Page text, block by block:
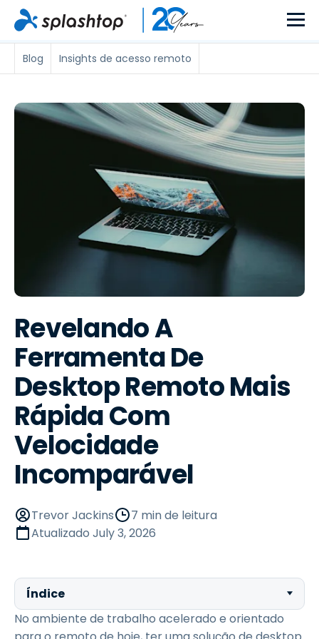
Blog Insights de acesso remoto
Revelando A
Ferramenta De
Desktop Remoto Mais
Rápida Com
Velocidade
Incomparável
Trevor Jackins
7 min de leitura
Atualizado July 3, 2026
Índice
No ambiente de trabalho acelerado e orientado